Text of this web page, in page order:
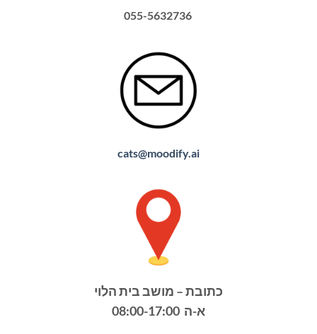
055-5632736
cats@moodify.ai
כתובת – מושב בית הלוי
א-ה 08:00-17:00